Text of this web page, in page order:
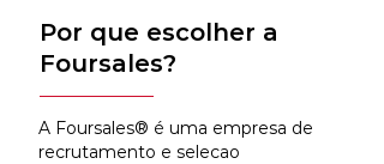
Por que escolher a
Foursales?
A Foursales® é uma empresa de
recrutamento e selecao